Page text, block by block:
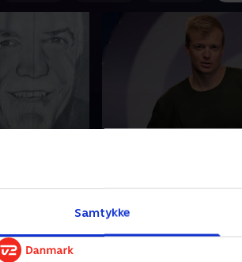
Samtykke
den store
i
og
dig og fundet de
og sjoveste klip.